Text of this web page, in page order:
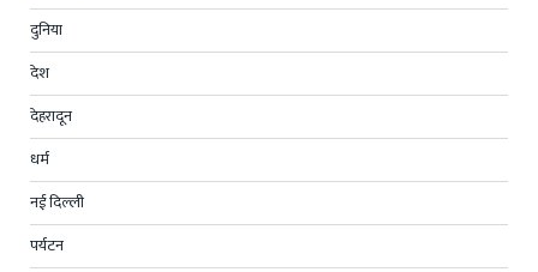
दुनिया
देश
देहरादून
धर्म
नई दिल्ली
पर्यटन